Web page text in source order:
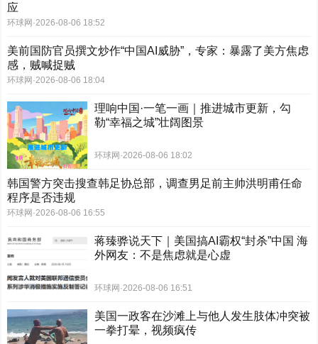
应
环球网 ·2026-08-06 18:52
美前国防官员撰文炒作“中国AI威胁”，专家：暴露了美方焦虑
感，贼喊捉贼
环球网 ·2026-08-06 18:04
理响中国·一笔一画｜推进城市更新，勾
勒“幸福之城”壮阔图景
环球网 ·2026-08-06 18:02
韩国警方突击搜查韩足协总部，调查男足前主帅洪明甫任命
程序是否违规
环球网 ·2026-08-06 16:55
蒋臻骅说天下｜美国搞AI霸权“封杀”中国 海
外网友：不是焦虑就是心虚
环球网 ·2026-08-06 16:51
美国一政客在沙滩上与他人发生肢体冲突被
一拳打晕，视频疯传